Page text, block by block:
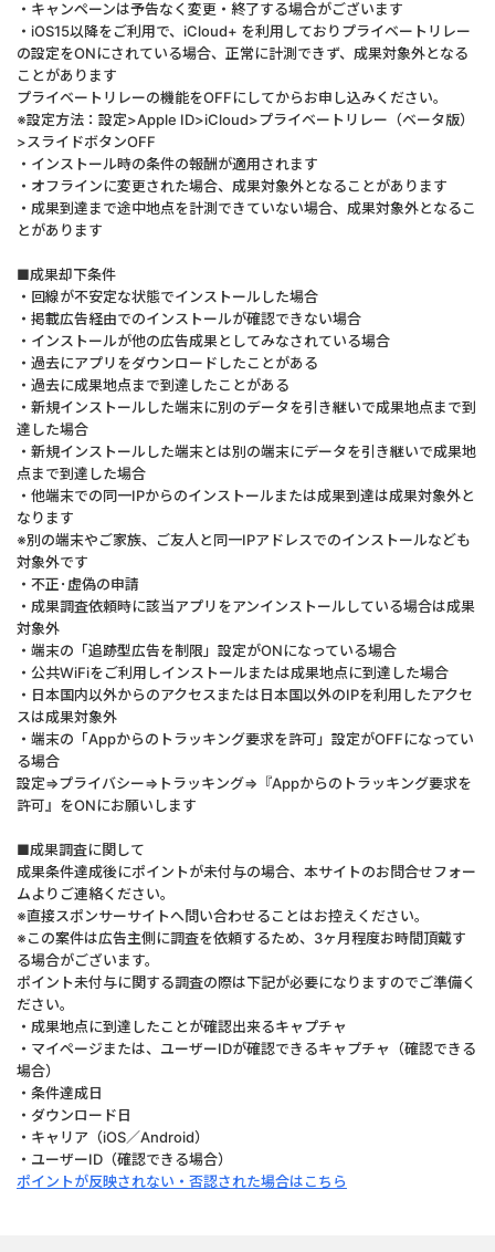
・キャンペーンは予告なく変更・終了する場合がございます
・iOS15以降をご利用で、iCloud+ を利用しておりプライベートリレー
の設定をONにされている場合、正常に計測できず、成果対象外となる
ことがあります
プライベートリレーの機能をOFFにしてからお申し込みください。
※設定方法：設定>Apple ID>iCloud>プライベートリレー（ベータ版）
>スライドボタンOFF
・インストール時の条件の報酬が適用されます
・オフラインに変更された場合、成果対象外となることがあります
・成果到達まで途中地点を計測できていない場合、成果対象外となるこ
とがあります
■成果却下条件
・回線が不安定な状態でインストールした場合
・掲載広告経由でのインストールが確認できない場合
・インストールが他の広告成果としてみなされている場合
・過去にアプリをダウンロードしたことがある
・過去に成果地点まで到達したことがある
・新規インストールした端末に別のデータを引き継いで成果地点まで到
達した場合
・新規インストールした端末とは別の端末にデータを引き継いで成果地
点まで到達した場合
・他端末での同一IPからのインストールまたは成果到達は成果対象外と
なります
※別の端末やご家族、ご友人と同一IPアドレスでのインストールなども
対象外です
・不正･虚偽の申請
・成果調査依頼時に該当アプリをアンインストールしている場合は成果
対象外
・端末の「追跡型広告を制限」設定がONになっている場合
・公共WiFiをご利用しインストールまたは成果地点に到達した場合
・日本国内以外からのアクセスまたは日本国以外のIPを利用したアクセ
スは成果対象外
・端末の「Appからのトラッキング要求を許可」設定がOFFになってい
る場合
設定⇒プライバシー⇒トラッキング⇒『Appからのトラッキング要求を
許可』をONにお願いします
■成果調査に関して
成果条件達成後にポイントが未付与の場合、本サイトのお問合せフォー
ムよりご連絡ください。
※直接スポンサーサイトへ問い合わせることはお控えください。
※この案件は広告主側に調査を依頼するため、3ヶ月程度お時間頂戴す
る場合がございます。
ポイント未付与に関する調査の際は下記が必要になりますのでご準備く
ださい。
・成果地点に到達したことが確認出来るキャプチャ
・マイページまたは、ユーザーIDが確認できるキャプチャ（確認できる
場合）
・条件達成日
・ダウンロード日
・キャリア（iOS／Android）
・ユーザーID（確認できる場合）
ポイントが反映されない・否認された場合はこちら